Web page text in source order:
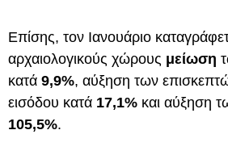
Επίσης, τον Ιανουάριο
αρχαιολογικούς χώρους μείωση
κατά 9,9%, αύξηση των
εισόδου κατά 17,1% και αύξηση
105,5%.